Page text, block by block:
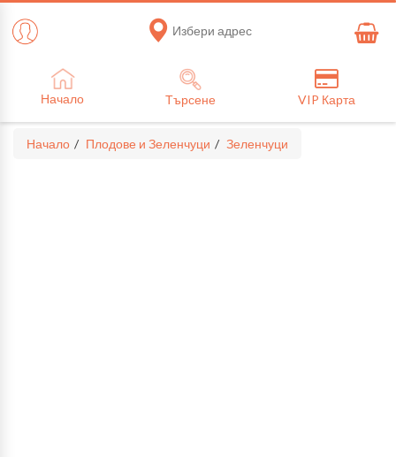
Избери адрес
Начало Търсене VIP Карта
Начало Плодове и Зеленчуци Зеленчуци